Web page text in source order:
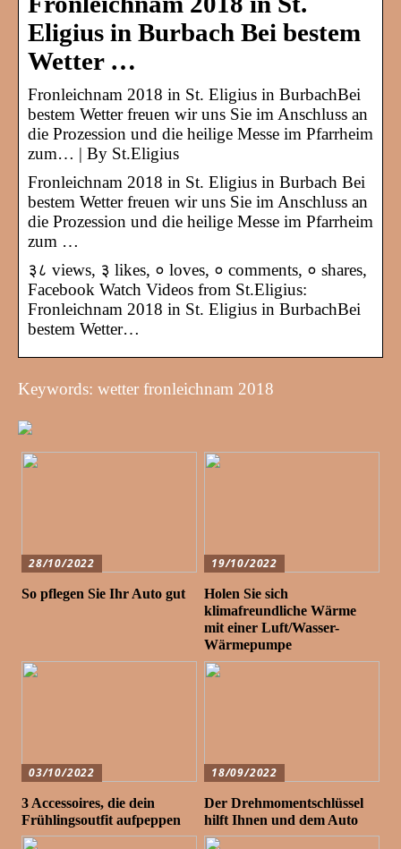
Eligius in Burbach Bei bestem
Wetter …
Fronleichnam 2018 in St. Eligius in BurbachBei
bestem Wetter freuen wir uns Sie im Anschluss an
die Prozession und die heilige Messe im Pfarrheim
zum… | By St.Eligius
Fronleichnam 2018 in St. Eligius in Burbach Bei
bestem Wetter freuen wir uns Sie im Anschluss an
die Prozession und die heilige Messe im Pfarrheim
zum …
३८ views, ३ likes, ० loves, ० comments, ० shares,
Facebook Watch Videos from St.Eligius:
Fronleichnam 2018 in St. Eligius in BurbachBei
bestem Wetter…
Keywords: wetter fronleichnam 2018
28/10/2022
So pflegen Sie Ihr Auto gut
19/10/2022
Holen Sie sich
klimafreundliche Wärme
mit einer Luft/Wasser-
Wärmepumpe
03/10/2022
3 Accessoires, die dein
Frühlingsoutfit aufpeppen
18/09/2022
Der Drehmomentschlüssel
hilft Ihnen und dem Auto